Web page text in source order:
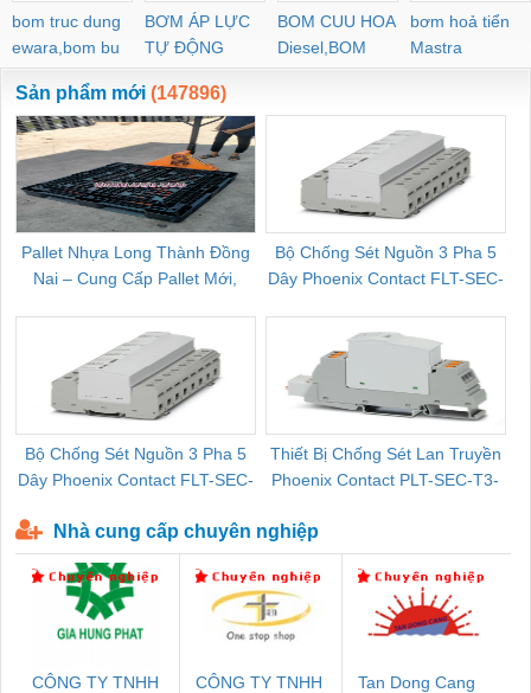
bom truc dung
ewara,bom bu
ewara
BƠM ÁP LỰC
TỰ ĐỘNG
BOM CUU HOA
Diesel,BOM
CHUA CHAY
bơm hoả tiển
Mastra
Sản phẩm mới (147896)
Pallet Nhựa Long Thành Đồng
Nai – Cung Cấp Pallet Mới,
Bộ Chống Sét Nguồn 3 Pha 5
Dây Phoenix Contact FLT-SEC-
Bộ Chống Sét Nguồn 3 Pha 5
Dây Phoenix Contact FLT-SEC-
Thiết Bị Chống Sét Lan Truyền
Phoenix Contact PLT-SEC-T3-
Nhà cung cấp chuyên nghiệp
CÔNG TY TNHH
CÔNG TY TNHH
Tan Dong Cang